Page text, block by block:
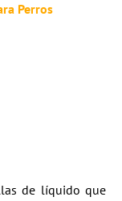
Perros
de líquido que